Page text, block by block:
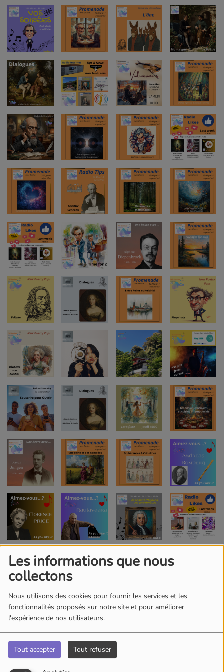
Les informations que nous
collectons
Nous utilisons des cookies pour fournir les services et les
fonctionnalités proposés sur notre site et pour améliorer
l'expérience de nos utilisateurs.
Tout accepter Tout refuser